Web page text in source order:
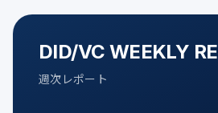
DID/VC WEEKLY
週次レポート